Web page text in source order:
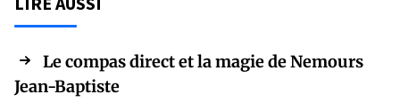
Le compas direct et la magie de Nemours
Jean-Baptiste